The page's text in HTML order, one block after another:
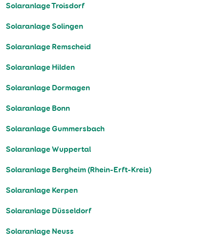
Solaranlage Troisdorf
Solaranlage Solingen
Solaranlage Remscheid
Solaranlage Hilden
Solaranlage Dormagen
Solaranlage Bonn
Solaranlage Gummersbach
Solaranlage Wuppertal
Solaranlage Bergheim (Rhein-Erft-Kreis)
Solaranlage Kerpen
Solaranlage Düsseldorf
Solaranlage Neuss